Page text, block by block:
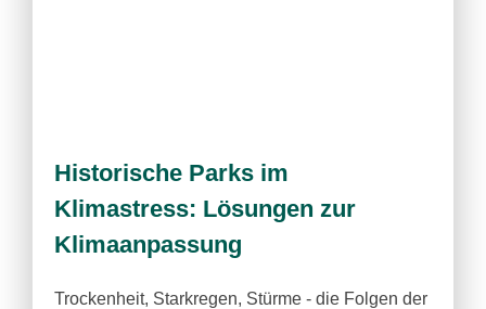
Historische Parks im
Klimastress: Lösungen zur
Klimaanpassung
Trockenheit, Starkregen, Stürme - die Folgen der